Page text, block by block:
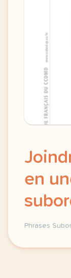
en
Phrases
joindre